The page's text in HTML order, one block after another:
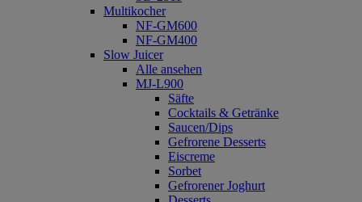
Multikocher
NF-GM600
NF-GM400
Slow Juicer
Alle ansehen
MJ-L900
Säfte
Cocktails & Getränke
Saucen/Dips
Gefrorene Desserts
Eiscreme
Sorbet
Gefrorener Joghurt